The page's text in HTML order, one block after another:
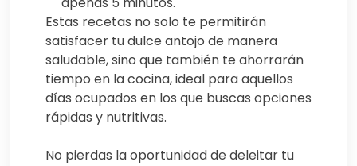
Estas recetas no solo te permitirán
satisfacer tu dulce antojo de manera
saludable, sino que también te ahorrarán
tiempo en la cocina, ideal para aquellos
días ocupados en los que buscas opciones
rápidas y nutritivas.
No pierdas la oportunidad de deleitar tu